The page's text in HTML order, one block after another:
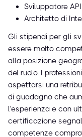
Sviluppatore API
Architetto di
Gli stipendi per gli
essere molto
alla posizione
del ruolo. I
aspettarsi una
di guadagno che
l'esperienza e con
certificazione
competenze